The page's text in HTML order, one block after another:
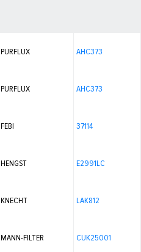
PURFLUX AHC373
PURFLUX AHC373
FEBI 37114
HENGST E2991LC
KNECHT LAK812
MANN-FILTER CUK25001